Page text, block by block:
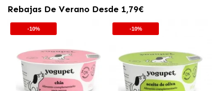
Rebajas De Verano Desde 1,79€
-10% -10%